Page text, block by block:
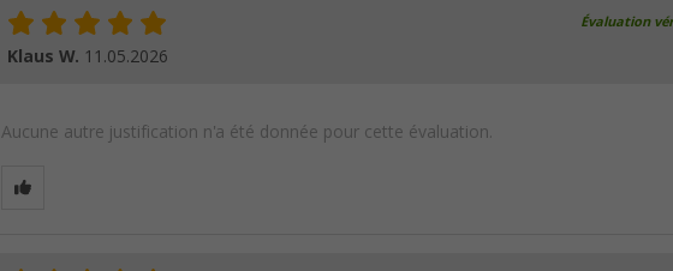
Évaluation
Klaus W. 11.05.2026
Aucune autre justification n'a été donnée pour cette évaluation.